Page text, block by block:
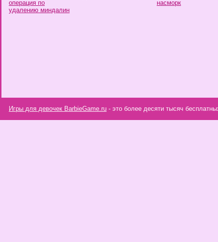
операция по
удалению миндалин
насморк
Игры для девочек BarbieGame.ru - это более десяти тысяч